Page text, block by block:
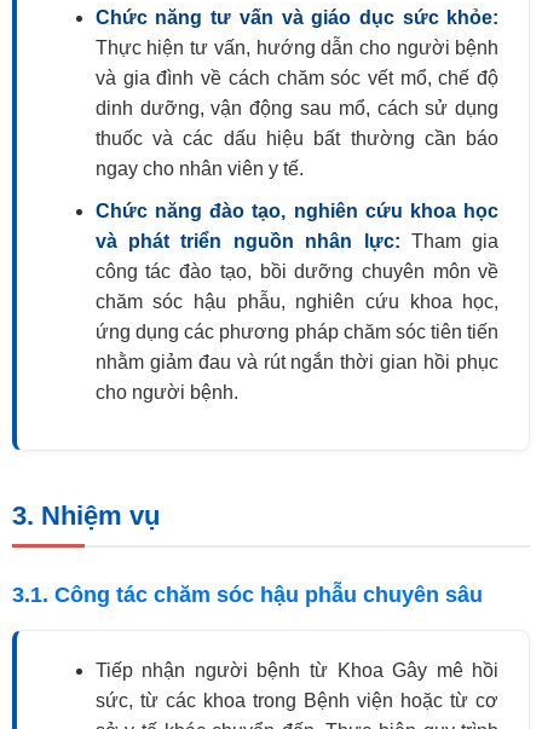
Chức năng tư vấn và giáo dục sức khỏe:
Thực hiện tư vấn, hướng dẫn cho người bệnh
và gia đình về cách chăm sóc vết mổ, chế độ
dinh dưỡng, vận động sau mổ, cách sử dụng
thuốc và các dấu hiệu bất thường cần báo
ngay cho nhân viên y tế.
Chức năng đào tạo, nghiên cứu khoa học
và phát triển nguồn nhân lực: Tham gia
công tác đào tạo, bồi dưỡng chuyên môn về
chăm sóc hậu phẫu, nghiên cứu khoa học,
ứng dụng các phương pháp chăm sóc tiên tiến
nhằm giảm đau và rút ngắn thời gian hồi phục
cho người bệnh.
3. Nhiệm vụ
3.1. Công tác chăm sóc hậu phẫu chuyên sâu
Tiếp nhận người bệnh từ Khoa Gây mê hồi
sức, từ các khoa trong Bệnh viện hoặc từ cơ